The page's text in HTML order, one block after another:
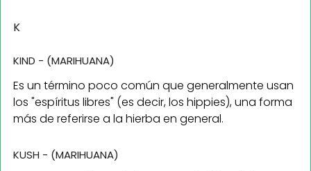
K
KIND - (MARIHUANA)
Es un término poco común que generalmente usan
los "espíritus libres" (es decir, los hippies), una forma
más de referirse a la hierba en general.
KUSH - (MARIHUANA)